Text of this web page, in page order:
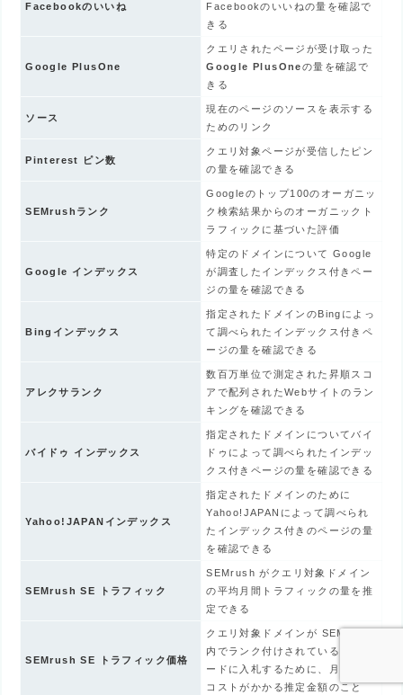
Facebookのいいね
Facebookのいいねの量を確認で
きる
Google PlusOne
クエリされたページが受け取った
Google PlusOneの量を確認で
きる
ソース
現在のページのソースを表示する
ためのリンク
Pinterest ピン数
クエリ対象ページが受信したピン
の量を確認できる
SEMrushランク
Googleのトップ100のオーガニッ
ク検索結果からのオーガニックト
ラフィックに基づいた評価
Google インデックス
特定のドメインについて Google
が調査したインデックス付きペー
ジの量を確認できる
Bingインデックス
指定されたドメインのBingによっ
て調べられたインデックス付きペ
ージの量を確認できる
アレクサランク
数百万単位で測定された昇順スコ
アで配列されたWebサイトのラン
キングを確認できる
バイドゥ インデックス
指定されたドメインについてバイ
ドゥによって調べられたインデッ
クス付きページの量を確認できる
Yahoo!JAPANインデックス
指定されたドメインのために
Yahoo!JAPANによって調べられ
たインデックス付きのページの量
を確認できる
SEMrush SE トラフィック
SEMrush がクエリ対象ドメイン
の平均月間トラフィックの量を推
定できる
SEMrush SE トラフィック価格
クエリ対象ドメインが SEMrush
内でランク付けされているキーワ
ードに入札するために、月平均で
コストがかかる推定金額のこと